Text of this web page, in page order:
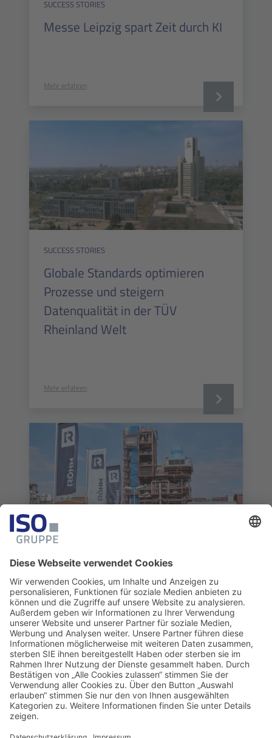
SUCCESS STORIES
Messe Leipzig spart Zeit durch KI
Mehr erfahren
SUCCESS STORIES
Globale Standards optimieren
Prozesse und steigern
Datenqualität in der TÜV
Rheinland Welt
Mehr erfahren
Röhm GmbH – Die richtige
Chemie für neuen Data
Governance-Prozess
Mehr erfahren